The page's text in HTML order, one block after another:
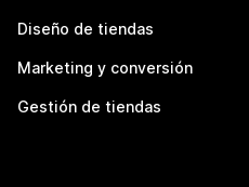
Diseño de tiendas
Marketing y conversión
Gestión de tiendas